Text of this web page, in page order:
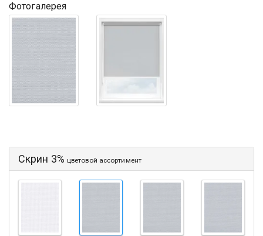
Фотогалерея
Скрин 3% цветовой ассортимент